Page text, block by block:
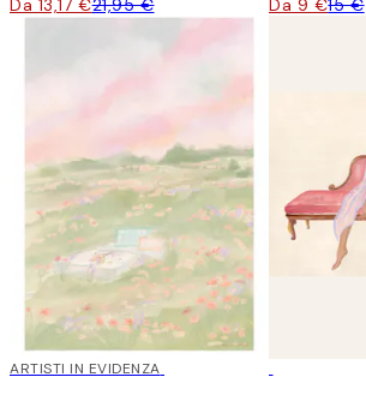
Da 13,17 €21,95 € Da 9 €15 €
40%*
ARTISTI IN EVIDENZA